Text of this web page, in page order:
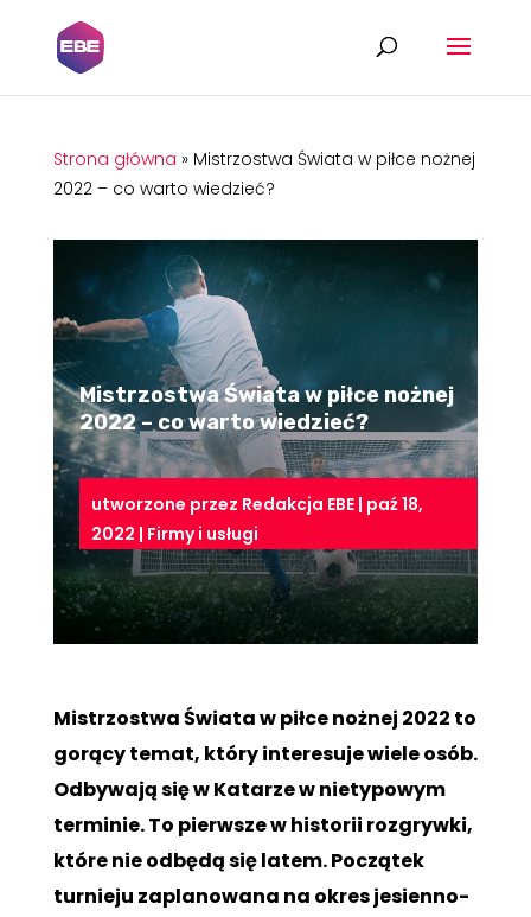
Strona główna » Mistrzostwa Świata w piłce nożnej
2022 – co warto wiedzieć?
Mistrzostwa Świata w piłce nożnej
2022 – co warto wiedzieć?
utworzone przez Redakcja EBE | paź 18,
2022 | Firmy i usługi
Mistrzostwa Świata w piłce nożnej 2022 to
gorący temat, który interesuje wiele osób.
Odbywają się w Katarze w nietypowym
terminie. To pierwsze w historii rozgrywki,
które nie odbędą się latem. Początek
turnieju zaplanowana na okres jesienno-